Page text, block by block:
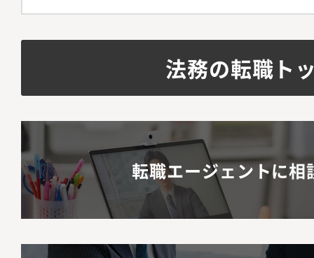
法務の転職ト
転職エージェントに相